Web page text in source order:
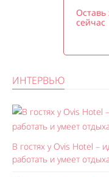
Оставь
сейчас
ИНТЕРВЬЮ
В гостях у Ovis Hotel –
работать и умеет